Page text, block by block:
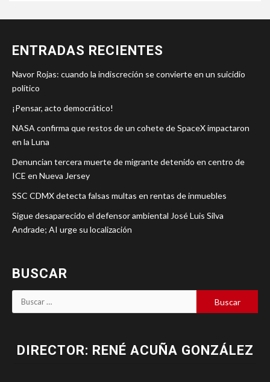
ENTRADAS RECIENTES
Navor Rojas: cuando la indiscreción se convierte en un suicidio
político
¡Pensar, acto democrático!
NASA confirma que restos de un cohete de SpaceX impactaron
en la Luna
Denuncian tercera muerte de migrante detenido en centro de
ICE en Nueva Jersey
SSC CDMX detecta falsas multas en rentas de inmuebles
Sigue desaparecido el defensor ambiental José Luis Silva
Andrade; AI urge su localización
BUSCAR
DIRECTOR: RENÉ ACUÑA GONZÁLEZ